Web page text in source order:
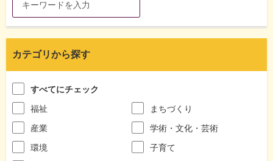
カテゴリから探す
すべてにチェック
福祉
まちづくり
産業
学術・文化・芸術
環境
子育て